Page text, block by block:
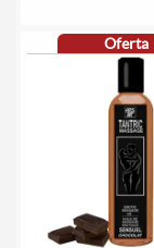
Oferta